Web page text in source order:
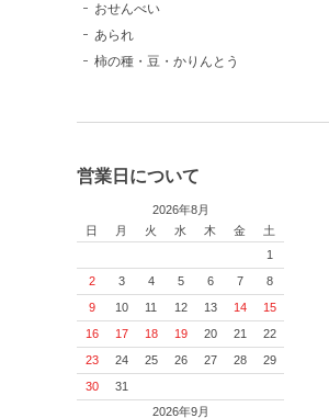
おせんべい
あられ
柿の種・豆・かりんとう
営業日について
2026年8月
日
月 火 水 木 金
土
1
2
3 4 5 6 7
8
9
10 11 12 13 14
15
16
17 18 19 20 21
22
23
24 25 26 27 28
29
30
31
2026年9月